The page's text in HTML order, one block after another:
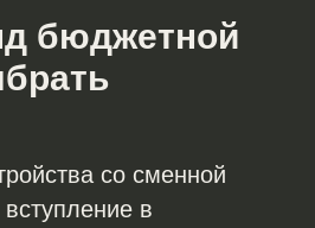
бюджетной
со сменной
вступление в